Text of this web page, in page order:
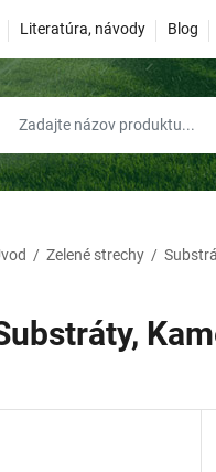
Literatúra, návody Blog
/ Zelené strechy /